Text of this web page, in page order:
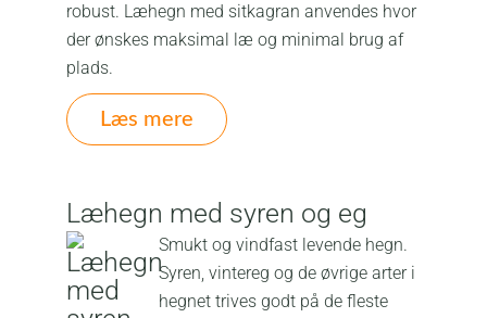
robust. Læhegn med sitkagran anvendes hvor
der ønskes maksimal læ og minimal brug af
plads.
Læs mere
Læhegn med syren og eg
Smukt og vindfast levende hegn.
Syren, vintereg og de øvrige arter i
hegnet trives godt på de fleste